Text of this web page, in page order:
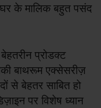
के मालिक बहुत पसंद
प्रोडक्ट
बाथरूम एक्सेसरीज़
से बेहतर साबित हो
पर विशेष ध्यान